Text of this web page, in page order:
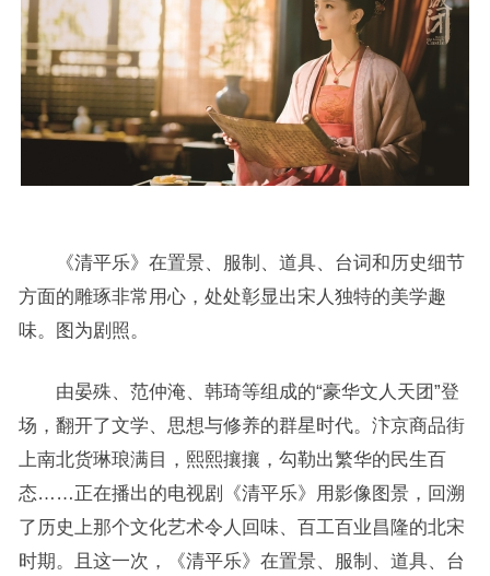
《清平乐》在置景、服制、道具、台词和历史细节
方面的雕琢非常用心，处处彰显出宋人独特的美学趣
味。图为剧照。
由晏殊、范仲淹、韩琦等组成的“豪华文人天团”登
场，翻开了文学、思想与修养的群星时代。汴京商品街
上南北货琳琅满目，熙熙攘攘，勾勒出繁华的民生百
态……正在播出的电视剧《清平乐》用影像图景，回溯
了历史上那个文化艺术令人回味、百工百业昌隆的北宋
时期。且这一次，《清平乐》在置景、服制、道具、台